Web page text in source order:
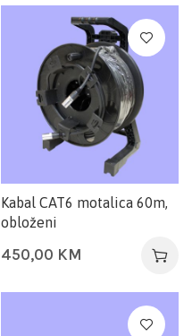
Kabal CAT6 motalica 60m,
obloženi
450,00 KM